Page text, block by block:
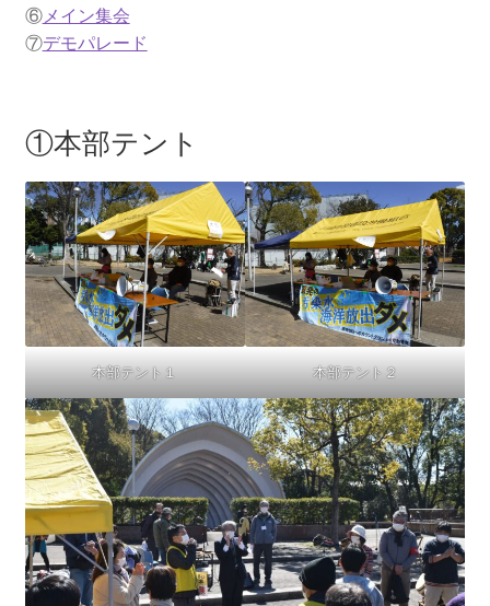
2014.10.13 「今こそ９条inかわさき」大集会 第二分
さき 集会
2015.3.8 第4回原発ゼロへのカウントダウンinかわさ
き 集会
2016.1.31 日本と原発上映会＆講演会
2016.3 .13 第5回原発ゼロへのカウントダウンinかわさ
き 集会
2017.3.12 第6回原発ゼロへのカウントダウンinかわさ
き 集会
2018.3.11 第７回原発ゼロへのカウントダウンinかわ
さき集会
⑥メイン集会
⑦デモパレード
①本部テント
本部テント１ 本部テント２